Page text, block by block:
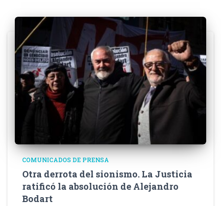
COMUNICADOS DE PRENSA
Otra derrota del sionismo. La Justicia
ratificó la absolución de Alejandro
Bodart